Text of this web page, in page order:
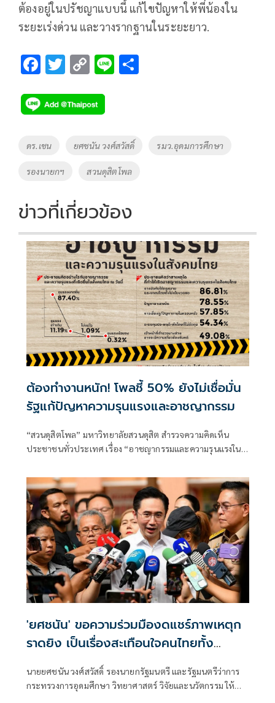
ต้องอยู่ในปรัชญาแบบนี้ แก้ไขปัญหาให้พี่น้องใน
ระยะเร่งด่วน และวางรากฐานในระยะยาว.
F
e
b
o
k
T
tt
er
C
p
y
Li
n
k
Li
Tags
ดร.เชน ยศชนัน วงศ์สวัสดิ์ รมว.อุดมการศึกษา
รองนายกฯ สวนดุสิตโพล
ข่าวที่เกี่ยวข้อง
ต้องทำงานหนัก! โพลชี้ 50% ยังไม่เชื่อมั่น
รัฐแก้ปัญหาความรุนแรงและอาชญากรรม
“สวนดุสิตโพล” มหาวิทยาลัยสวนดุสิต สำรวจความคิดเห็น
ประชาชนทั่วประเทศ เรื่อง “อาชญากรรมและความรุนแรงใน
และภาคสนาม) ระหว่างวันที่ 4-7 สิงหาคม 2569
'ยศชนัน' ขอความร่วมมืองดแชร์ภาพเหตุก
ราดยิง เป็นเรื่องสะเทือนใจคนไทยทั้ง
นายยศชนัน วงศ์สวัสดิ์ รองนายกรัฐมนตรี และรัฐมนตรีว่าการ
กระทรวงการอุดมศึกษา วิทยาศาสตร์ วิจัยและนวัตกรรม ให้